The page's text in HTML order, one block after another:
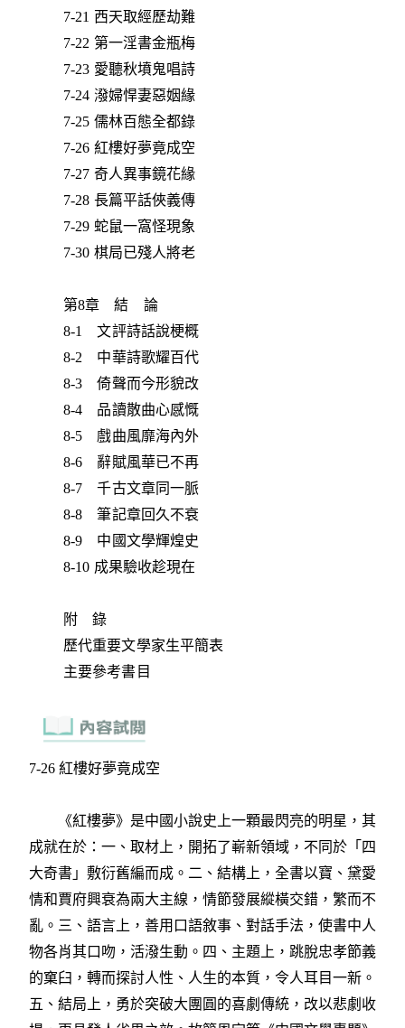
7-21 西天取經歷劫難
7-22 第一淫書金瓶梅
7-23 愛聽秋墳鬼唱詩
7-24 潑婦悍妻惡姻緣
7-25 儒林百態全都錄
7-26 紅樓好夢竟成空
7-27 奇人異事鏡花緣
7-28 長篇平話俠義傳
7-29 蛇鼠一窩怪現象
7-30 棋局已殘人將老
第8章 結 論
8-1 文評詩話說梗概
8-2 中華詩歌耀百代
8-3 倚聲而今形貌改
8-4 品讀散曲心感慨
8-5 戲曲風靡海內外
8-6 辭賦風華已不再
8-7 千古文章同一脈
8-8 筆記章回久不衰
8-9 中國文學輝煌史
8-10 成果驗收趁現在
附 錄
歷代重要文學家生平簡表
主要參考書目